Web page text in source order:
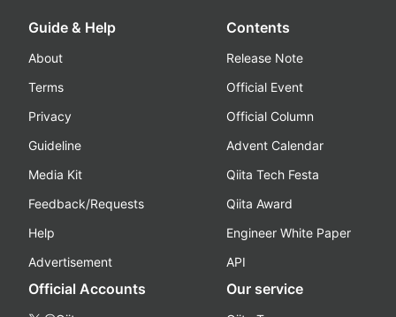
Guide & Help
About
Terms
Privacy
Guideline
Media Kit
Feedback/Requests
Help
Advertisement
Contents
Release Note
Official Event
Official Column
Advent Calendar
Qiita Tech Festa
Qiita Award
Engineer White Paper
API
Official Accounts Our service